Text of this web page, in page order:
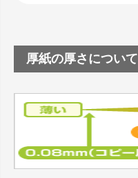
厚紙の厚さについて